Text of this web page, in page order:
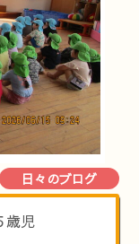
日々のブログ
歳児